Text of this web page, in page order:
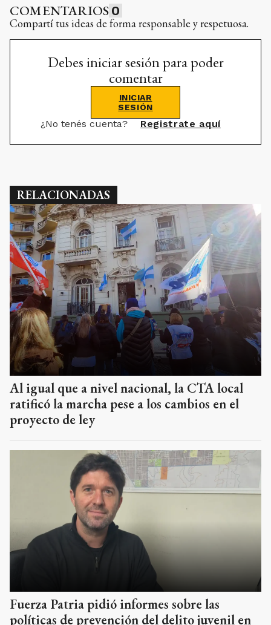
COMENTARIOS 0
Compartí tus ideas de forma responsable y respetuosa.
Debes iniciar sesión para poder
comentar
INICIAR
SESIÓN
¿No tenés cuenta? Registrate aquí
RELACIONADAS
Al igual que a nivel nacional, la CTA local
ratificó la marcha pese a los cambios en el
proyecto de ley
Fuerza Patria pidió informes sobre las
políticas de prevención del delito juvenil en